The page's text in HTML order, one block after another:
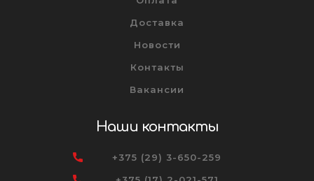
Доставка
Новости
Контакты
Вакансии
Наши контакты
+375 (29) 3-650-259